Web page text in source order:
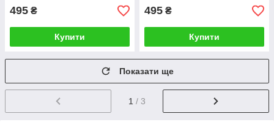
495 ₴
Купити
495 ₴
Купити
Показати ще
1 / 3